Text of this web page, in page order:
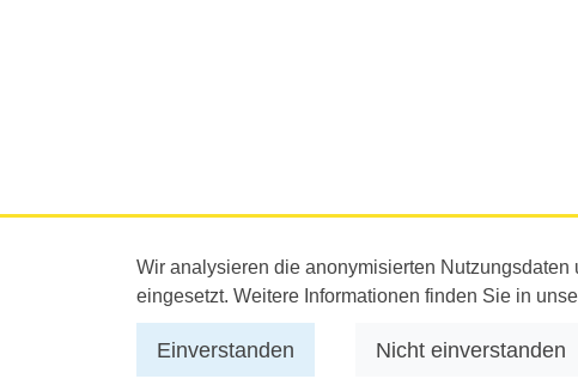
Wir analysieren die anonymisierten
eingesetzt. Weitere Informationen finden Sie in
Einverstanden Nicht einverstanden